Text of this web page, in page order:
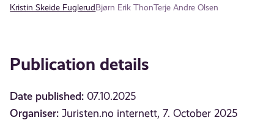
Kristin Skeide FuglerudBjørn Erik ThonTerje Andre Olsen
Publication details
Date published: 07.10.2025
Organiser: Juristen.no internett, 7. October 2025